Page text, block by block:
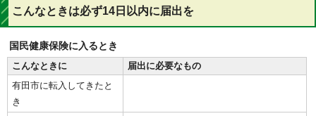
こんなときは必ず14日以内に届出を
国民健康保険に入るとき
こんなときに
届出に必要なもの
有田市に転入してきたと
き